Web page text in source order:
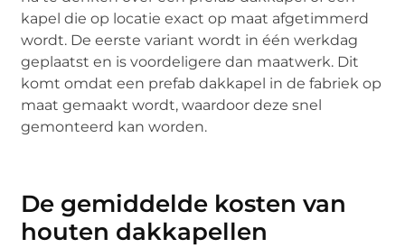
kapel die op locatie exact op maat afgetimmerd
wordt. De eerste variant wordt in één werkdag
geplaatst en is voordeligere dan maatwerk. Dit
komt omdat een prefab dakkapel in de fabriek op
maat gemaakt wordt, waardoor deze snel
gemonteerd kan worden.
De gemiddelde kosten van
houten dakkapellen